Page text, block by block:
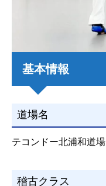
基本情報
道場名
テコンドー北浦和道場
稽古クラス